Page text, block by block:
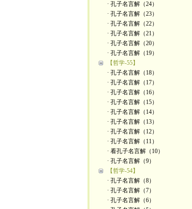
· 孔子名言解（24）
· 孔子名言解（23）
· 孔子名言解（22）
· 孔子名言解（21）
· 孔子名言解（20）
· 孔子名言解（19）
【哲学-55】
· 孔子名言解（18）
· 孔子名言解（17）
· 孔子名言解（16）
· 孔子名言解（15）
· 孔子名言解（14）
· 孔子名言解（13）
· 孔子名言解（12）
· 孔子名言解（11）
· 看孔子名言解（10）
· 孔子名言解（9）
【哲学-54】
· 孔子名言解（8）
· 孔子名言解（7）
· 孔子名言解（6）